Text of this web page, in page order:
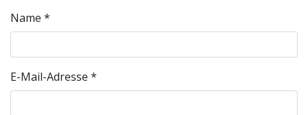
Name *
E-Mail-Adresse *